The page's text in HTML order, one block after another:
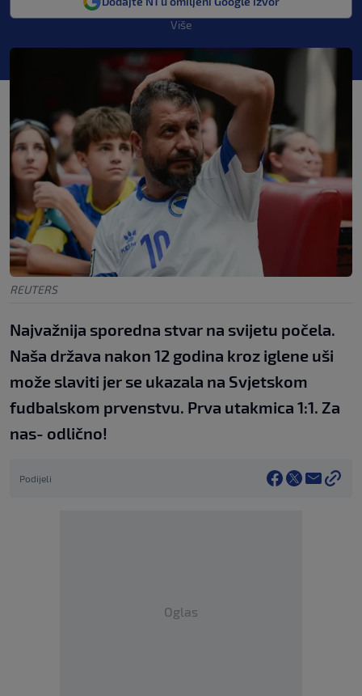
Više
REUTERS
Najvažnija sporedna stvar na svijetu počela.
Naša država nakon 12 godina kroz iglene uši
može slaviti jer se ukazala na Svjetskom
fudbalskom prvenstvu. Prva utakmica 1:1. Za
nas- odlično!
Podijeli
Oglas